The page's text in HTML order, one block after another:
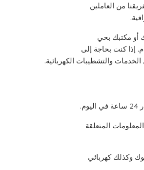
من العاملين
أو مكتبك بحي
إذا كنت بحاجة إلى
والتشطيبات الكهربائية.
المتعلقة
وكذلك كهربائي